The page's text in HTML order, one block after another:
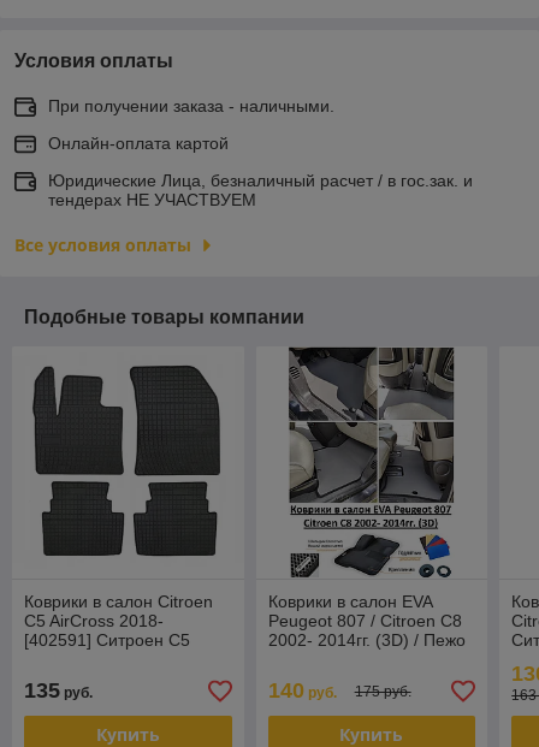
Условия оплаты
При получении заказа - наличными.
Онлайн-оплата картой
Юридические Лица, безналичный расчет / в гос.зак. и
тендерах НЕ УЧАСТВУЕМ
Все условия оплаты
Подобные товары компании
Коврики в салон Citroen
C5 AirCross 2018-
[402591] Ситроен С5
135 руб.
Купить
Коврики в салон EVA
Peugeot 807 / Citroen C8
2002- 2014гг. (3D) / Пежо
140руб. 175 руб.
Купить
163